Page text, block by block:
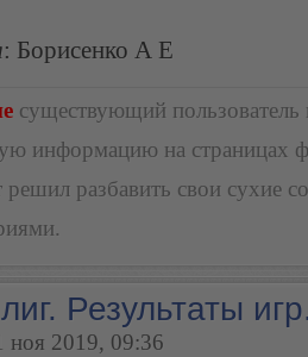
: Борисенко А Е
существующий пользователь
информацию на страницах
решил разбавить свои сухие
Результаты
ноя 2019, 09:36